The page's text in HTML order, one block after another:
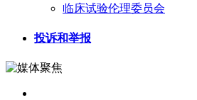
临床试验伦理委员会
投诉和举报